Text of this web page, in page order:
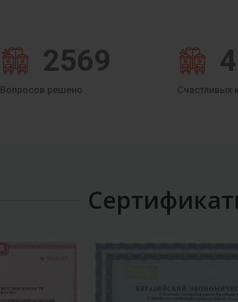
2569
Вопросов решено Счастливых